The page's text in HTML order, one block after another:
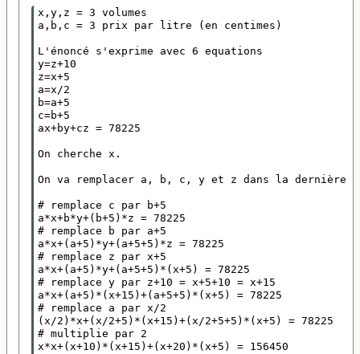
x,y,z = 3 volumes
a,b,c = 3 prix par litre (en centimes)
L'énoncé s'exprime avec 6 equations
y=z+10
z=x+5
a=x/2
b=a+5
c=b+5
ax+by+cz = 78225
On cherche x.
On va remplacer a, b, c, y et z dans la dernière
# remplace c par b+5
a*x+b*y+(b+5)*z = 78225
# remplace b par a+5
a*x+(a+5)*y+(a+5+5)*z = 78225
# remplace z par x+5
a*x+(a+5)*y+(a+5+5)*(x+5) = 78225
# remplace y par z+10 = x+5+10 = x+15
a*x+(a+5)*(x+15)+(a+5+5)*(x+5) = 78225
# remplace a par x/2
(x/2)*x+(x/2+5)*(x+15)+(x/2+5+5)*(x+5) = 78225
# multiplie par 2
x*x+(x+10)*(x+15)+(x+20)*(x+5) = 156450